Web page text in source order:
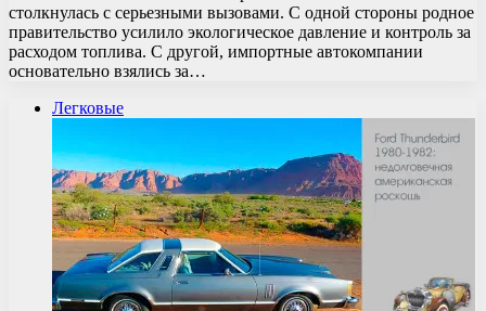
столкнулась с серьезными вызовами. С одной стороны родное
правительство усилило экологическое давление и контроль за
расходом топлива. С другой, импортные автокомпании
основательно взялись за…
Легковые